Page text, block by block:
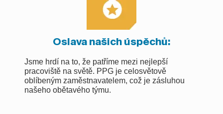
Oslava našich úspěchů:
Jsme hrdí na to, že patříme mezi nejlepší
pracoviště na světě. PPG je celosvětově
oblíbeným zaměstnavatelem, což je zásluhou
našeho obětavého týmu.